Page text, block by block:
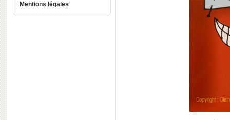
Mentions légales